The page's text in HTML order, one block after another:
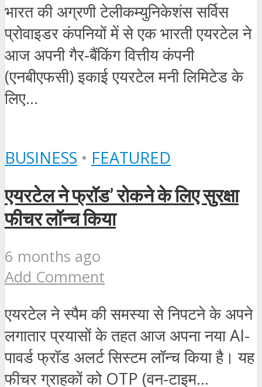
भारत की अग्रणी टेलीकम्युनिकेशंस सर्विस
प्रोवाइडर कंपनियों में से एक भारती एयरटेल ने
आज अपनी गैर-बैंकिंग वित्तीय कंपनी
(एनबीएफसी) इकाई एयरटेल मनी लिमिटेड के
लिए...
BUSINESS • FEATURED
एयरटेल ने फ्रॉड’ रोकने के लिए सुरक्षा
फीचर लॉन्च किया
6 months ago
Add Comment
एयरटेल ने स्पैम की समस्या से निपटने के अपने
लगातार प्रयासों के तहत आज अपना नया AI-
पावर्ड फ्रॉड अलर्ट सिस्टम लॉन्च किया है। यह
फीचर ग्राहकों को OTP (वन-टाइम...